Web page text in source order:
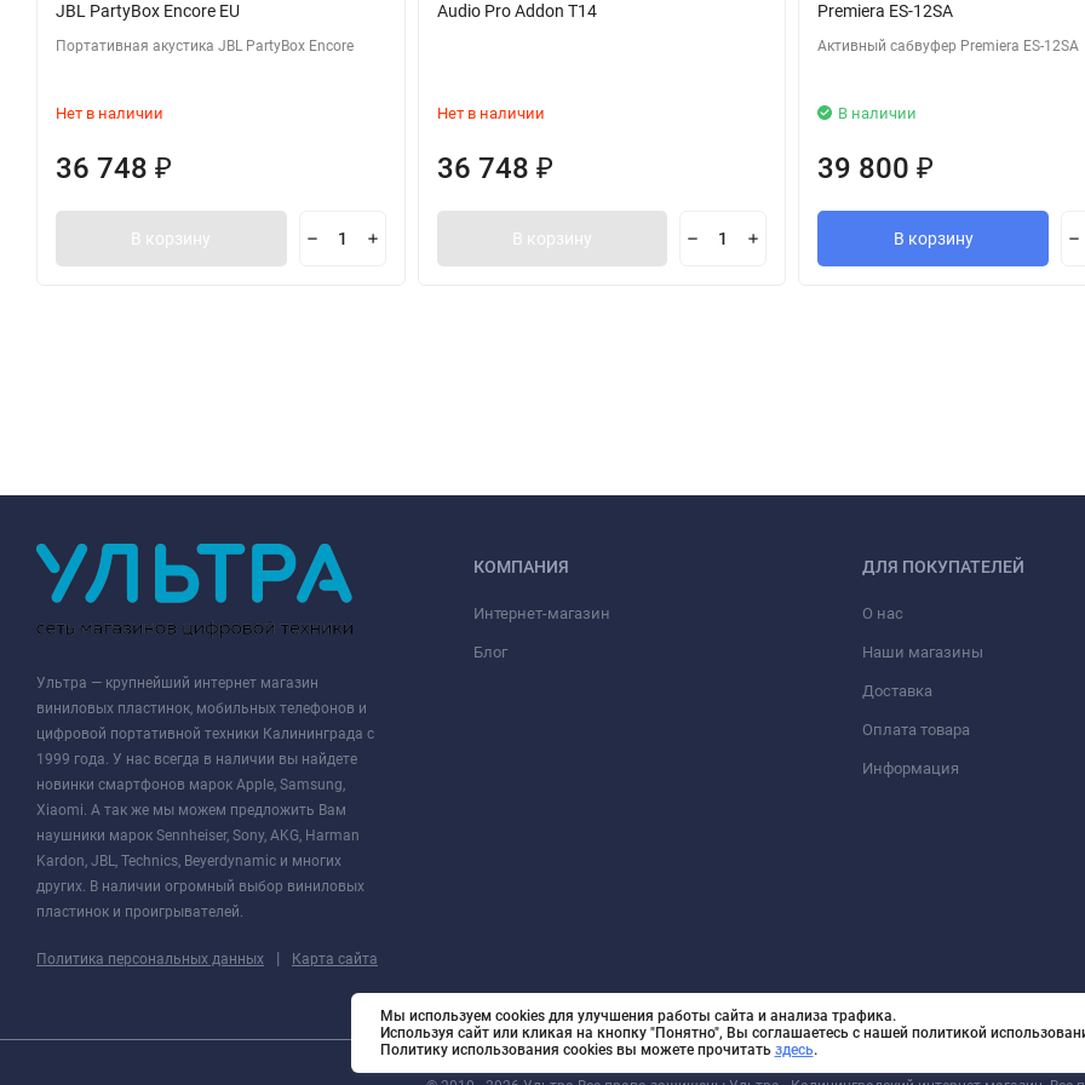
JBL PartyBox Encore EU
Портативная акустика JBL PartyBox Encore
Нет в наличии
36 748 ₽
В корзину
Audio Pro Addon T14
Нет в наличии
36 748 ₽
В корзину
Premiera ES-12SA
Активный сабвуфер Premiera ES-12SA
В наличии
39 800₽
В корзину
Ультра — крупнейший интернет магазин
виниловых пластинок, мобильных телефонов и
цифровой портативной техники Калининграда с
1999 года. У нас всегда в наличии вы найдете
новинки смартфонов марок Apple, Samsung,
Xiaomi. А так же мы можем предложить Вам
наушники марок Sennheiser, Sony, AKG, Harman
Kardon, JBL, Technics, Beyerdynamic и многих
других. В наличии огромный выбор виниловых
пластинок и проигрывателей.
Политика персональных данных | Карта сайта
КОМПАНИЯ
Интернет-магазин
Блог
ДЛЯ ПОКУПАТЕЛЕЙ
О нас
Наши магазины
Доставка
Оплата товара
Информация
Мы используем cookies для улучшения работы сайта и анализа трафика.
Используя сайт или кликая на кнопку "Понятно", Вы соглашаетесь с нашей политикой
Политику использования cookies вы можете прочитать здесь.